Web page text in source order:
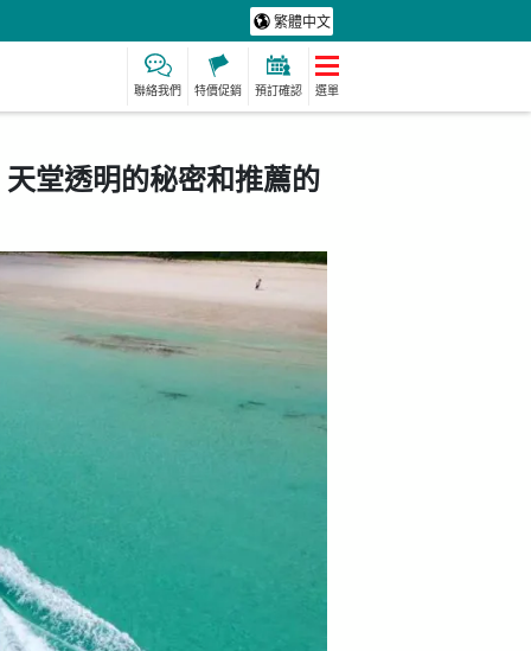
繁體中文
聯絡我們 特價促銷 預訂確認 選單
堂透明的秘密和推薦的